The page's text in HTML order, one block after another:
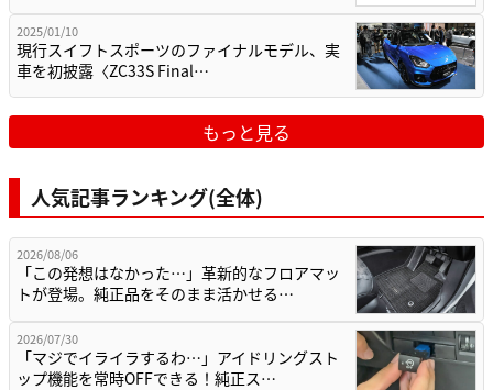
2025/01/10
現行スイフトスポーツのファイナルモデル、実
車を初披露〈ZC33S Final…
もっと見る
人気記事ランキング(全体)
2026/08/06
「この発想はなかった…」革新的なフロアマッ
トが登場。純正品をそのまま活かせる…
2026/07/30
「マジでイライラするわ…」アイドリングスト
ップ機能を常時OFFできる！純正ス…